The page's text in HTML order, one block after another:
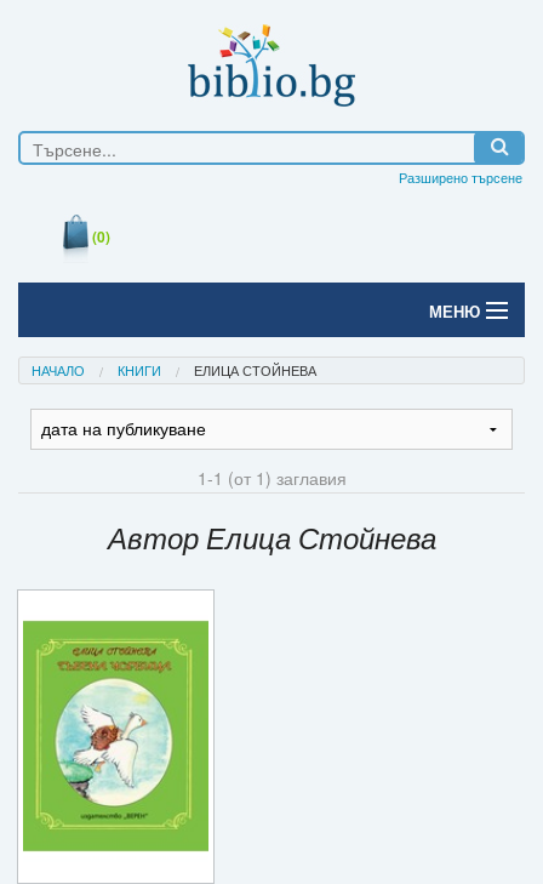
Разширено търсене
(0)
МЕНЮ
Начало
Печатни книги
Е-списания
Подаръци
Ваучери
Промоции
Контакти
НАЧАЛО КНИГИ ЕЛИЦА СТОЙНЕВА
1-1 (от 1) заглавия
Автор Елица Стойнева